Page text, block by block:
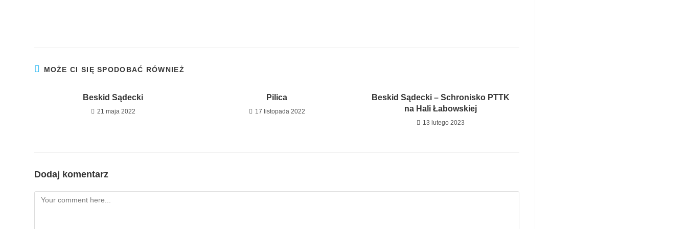
MOŻE CI SIĘ SPODOBAĆ RÓWNIEŻ
Beskid Sądecki
21 maja 2022
Pilica
17 listopada 2022
Beskid Sądecki – Schronisko PTTK
na Hali Łabowskiej
13 lutego 2023
Dodaj komentarz